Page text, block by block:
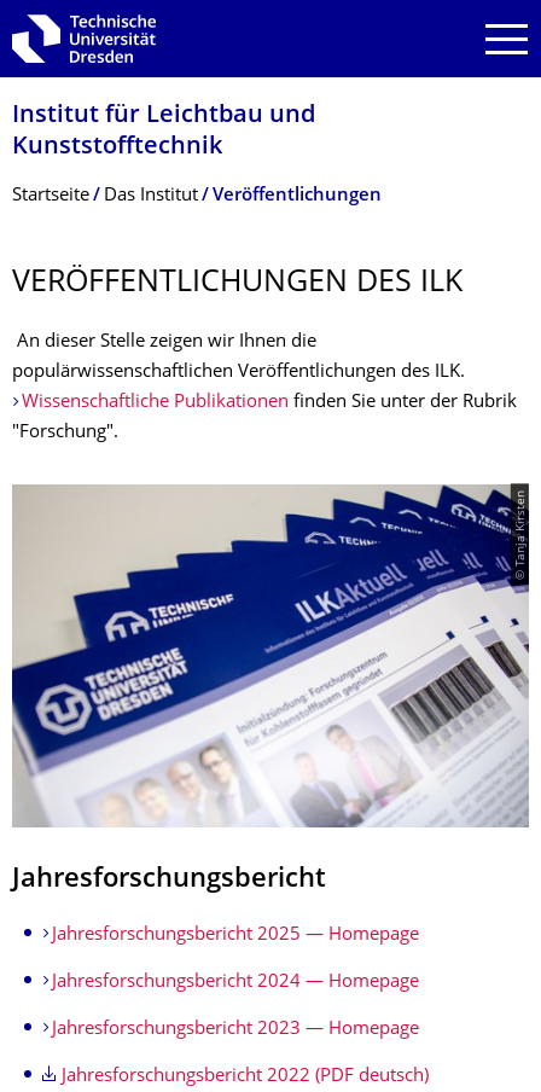
Zur Hauptnavigation springen
Zur Suche springen
Zum Inhalt springen
Institut für Leichtbau und
Kunststofftechnik
Breadcrumb-Menü
Startseite Das Institut Veröffentlichungen
VERÖFFENTLI­CHUNGEN DES ILK
An dieser Stelle zeigen wir Ihnen die
populärwissenschaftlichen Veröffentlichungen des ILK.
Wissenschaftliche Publikationen finden Sie unter der Rubrik
"Forschung".
© Tanja Kirsten
Jahresforschungsbericht
Jahresforschungsbericht 2025 — Homepage
Jahresforschungsbericht 2024 — Homepage
Jahresforschungsbericht 2023 — Homepage
Jahresforschungsbericht 2022 (PDF deutsch)